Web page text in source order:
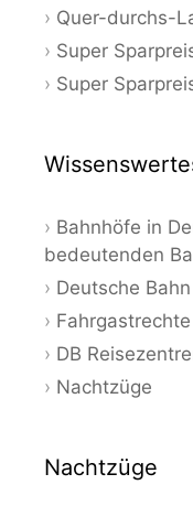
Quer-durchs-
Super
Super
Bahnhöfe in
bedeutenden
Deutsche
DB
Nachtzüge
Nachtzüge